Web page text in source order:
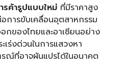
รค้ารูปแบบใหม่ ที่มีราคาสูง
การขับเคลื่อนอุตสาหกรรม
กของไทยและอาเซียนอย่าง
เร่งด่วนในการแสวงหา
ณ์ที่อาจผันแปรได้ในอนาคต